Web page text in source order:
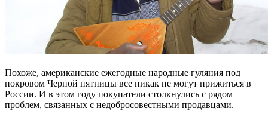
Похоже, американские ежегодные народные гуляния под
покровом Черной пятницы все никак не могут прижиться в
России. И в этом году покупатели столкнулись с рядом
проблем, связанных с недобросовестными продавцами.